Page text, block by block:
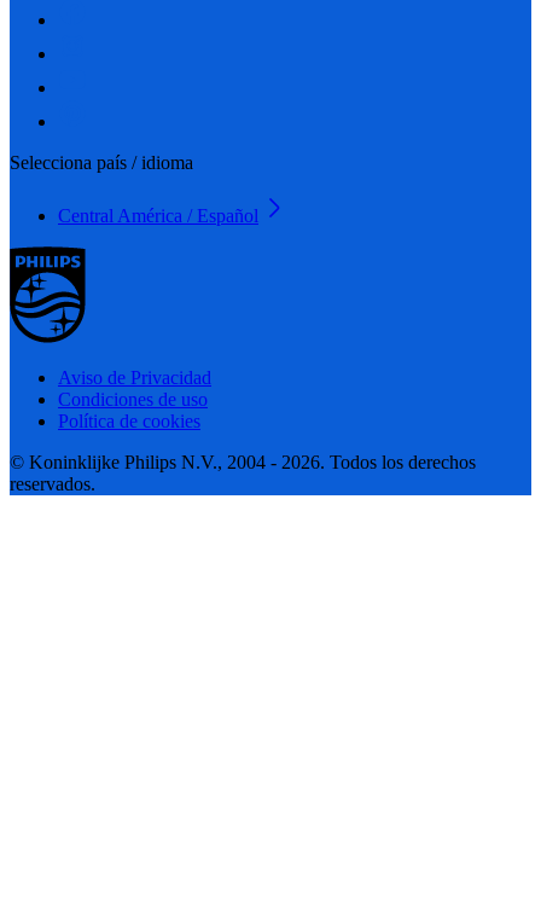
Selecciona país / idioma
Central América / Español
Aviso de Privacidad
Condiciones de uso
Política de cookies
© Koninklijke Philips N.V., 2004 - 2026. Todos los derechos
reservados.